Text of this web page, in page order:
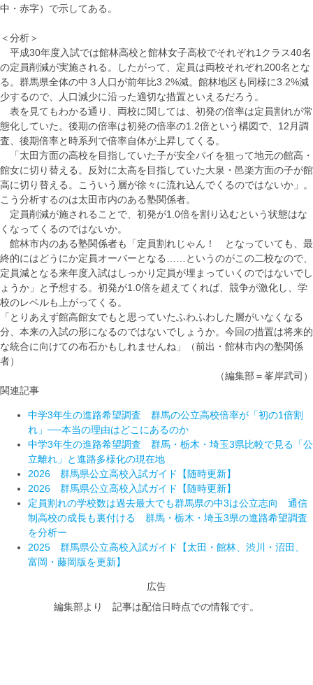
中・赤字）で示してある。
＜分析＞
平成30年度入試では館林高校と館林女子高校でそれぞれ1クラス40名
の定員削減が実施される。したがって、定員は両校それぞれ200名とな
る。群馬県全体の中３人口が前年比3.2%減。館林地区も同様に3.2%減
少するので、人口減少に沿った適切な措置といえるだろう。
表を見てもわかる通り、両校に関しては、初発の倍率は定員割れが常
態化していた。後期の倍率は初発の倍率の1.2倍という構図で、12月調
査、後期倍率と時系列で倍率自体が上昇してくる。
「太田方面の高校を目指していた子が安全パイを狙って地元の館高・
館女に切り替える。反対に太高を目指していた大泉・邑楽方面の子が館
高に切り替える。こういう層が徐々に流れ込んでくるのではないか」。
こう分析するのは太田市内のある塾関係者。
定員削減が施されることで、初発が1.0倍を割り込むという状態はな
くなってくるのではないか。
館林市内のある塾関係者も「定員割れじゃん！ となっていても、最
終的にはどうにか定員オーバーとなる……というのがこの二校なので、
定員減となる来年度入試はしっかり定員が埋まっていくのではないでし
ょうか」と予想する。初発が1.0倍を超えてくれば、競争が激化し、学
校のレベルも上がってくる。
「とりあえず館高館女でもと思っていたふわふわした層がいなくなる
分、本来の入試の形になるのではないでしょうか。今回の措置は将来的
な統合に向けての布石かもしれませんね」（前出・館林市内の塾関係
者）
（編集部＝峯岸武司）
関連記事
中学3年生の進路希望調査 群馬の公立高校倍率が「初の1倍割
れ」──本当の理由はどこにあるのか
中学3年生の進路希望調査 群馬・栃木・埼玉3県比較で見る「公
立離れ」と進路多様化の現在地
2026 群馬県公立高校入試ガイド【随時更新】
2026 群馬県公立高校入試ガイド【随時更新】
定員割れの学校数は過去最大でも群馬県の中3は公立志向 通信
制高校の成長も裏付ける 群馬・栃木・埼玉3県の進路希望調査
を分析ー
2025 群馬県公立高校入試ガイド【太田・館林、渋川・沼田、
富岡・藤岡版を更新】
広告
編集部より 記事は配信日時点での情報です。